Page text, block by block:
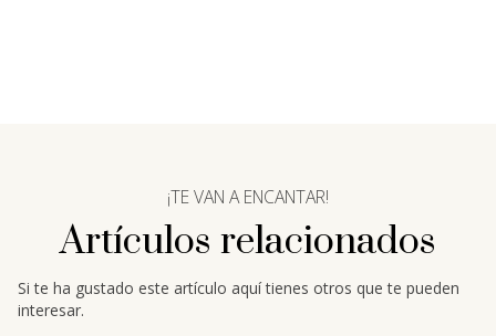
¡TE VAN A ENCANTAR!
Artículos relacionados
Si te ha gustado este artículo aquí tienes otros que te pueden
interesar.